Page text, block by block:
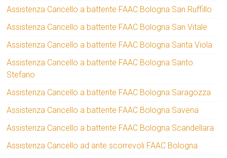
Assistenza Cancello a battente FAAC Bologna San Ruffillo
Assistenza Cancello a battente FAAC Bologna San Vitale
Assistenza Cancello a battente FAAC Bologna Santa Viola
Assistenza Cancello a battente FAAC Bologna Santo
Stefano
Assistenza Cancello a battente FAAC Bologna Saragozza
Assistenza Cancello a battente FAAC Bologna Savena
Assistenza Cancello a battente FAAC Bologna Scandellara
Assistenza Cancello ad ante scorrevoli FAAC Bologna